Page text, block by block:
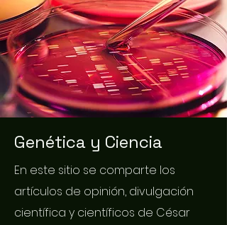
Genética y Ciencia
En este sitio se comparte los
artículos de opinión, divulgación
científica y científicos de César